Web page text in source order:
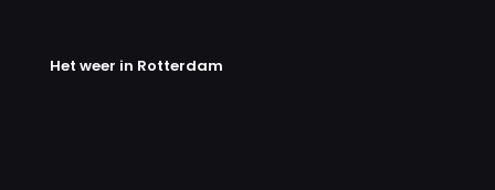
Het weer in Rotterdam